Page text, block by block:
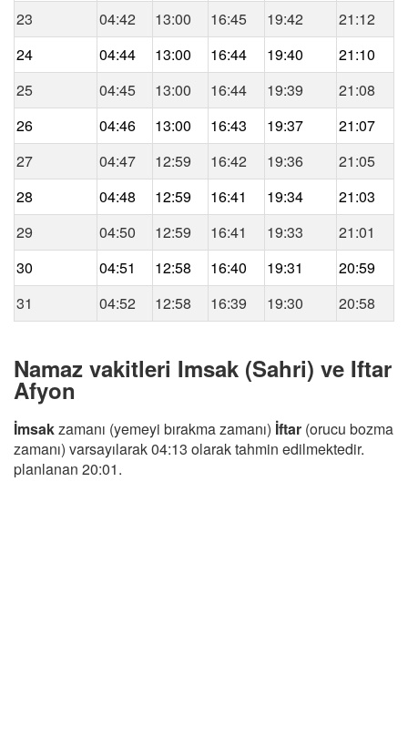
23 04:42 13:00 16:45 19:42
21:12
24
04:44 13:00 16:44 19:40
21:10
25
04:45 13:00 16:44 19:39
21:08
26
04:46 13:00 16:43 19:37
21:07
27
04:47 12:59 16:42 19:36
21:05
28
04:48 12:59 16:41 19:34
21:03
29
04:50 12:59 16:41 19:33
21:01
30
04:51 12:58 16:40 19:31
20:59
31
04:52 12:58 16:39 19:30 20:58
Namaz vakitleri Imsak (Sahri) ve Iftar
Afyon
İmsakzamanı (yemeyi bırakma zamanı) İftar (orucu bozma
zamanı) varsayılarak 04:13 olarak tahmin edilmektedir.
planlanan 20:01.